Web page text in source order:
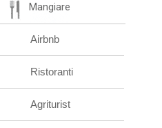
Mangiare
Airbnb
Ristoranti
Agriturist